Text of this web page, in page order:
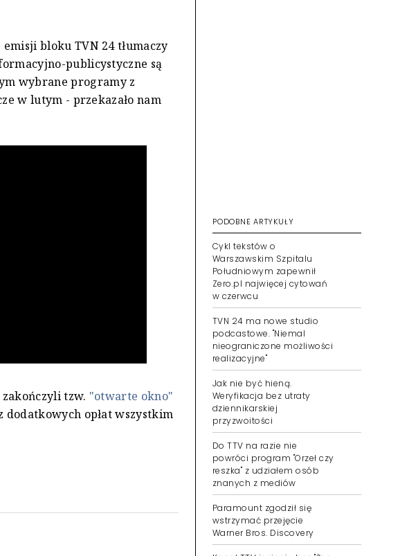
bloku TVN 24 tłumaczy
publicystyczne są
wybrane programy z
w lutym - przekazało nam
tzw. "otwarte okno"
opłat wszystkim
PODOBNE ARTYKUŁY
Cykl tekstów o
Warszawskim Szpitalu
Południowym zapewnił
Zero.pl najwięcej cytowań
w czerwcu
TVN 24 ma nowe studio
podcastowe. "Niemal
nieograniczone możliwości
realizacyjne"
Jak nie być hieną.
Weryfikacja bez utraty
dziennikarskiej
przyzwoitości
Do TTV na razie nie
powróci program "Orzeł czy
reszka" z udziałem osób
znanych z mediów
Paramount zgodził się
wstrzymać przejęcie
Warner Bros. Discovery